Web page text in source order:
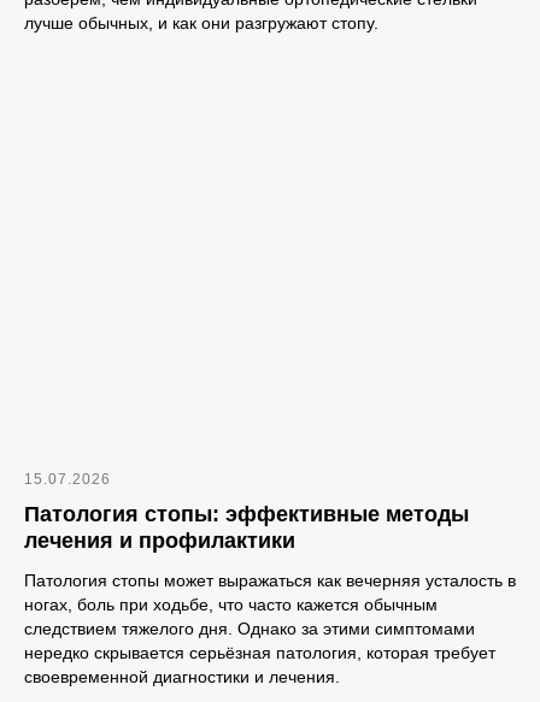
лучше обычных, и как они разгружают стопу.
15.07.2026
Патология стопы: эффективные методы
лечения и профилактики
Патология стопы может выражаться как вечерняя усталость в
ногах, боль при ходьбе, что часто кажется обычным
следствием тяжелого дня. Однако за этими симптомами
нередко скрывается серьёзная патология, которая требует
своевременной диагностики и лечения.